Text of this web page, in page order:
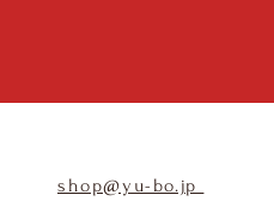
shop@yu-bo.jp